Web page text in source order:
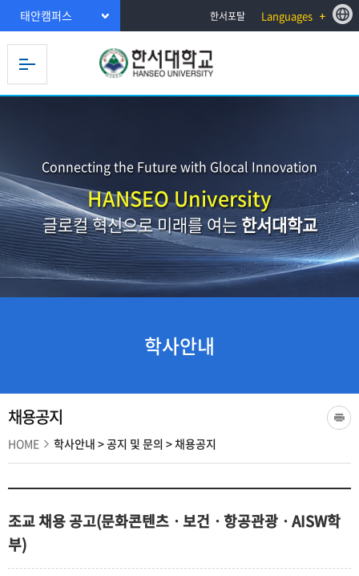
태안캠퍼스 한서포탈 Languages
Connecting the Future with Glocal Innovation
HANSEO University
글로컬 혁신으로 미래를 여는한서대학교
학사안내
채용공지
HOME 학사안내 >공지 및 문의 >채용공지
조교 채용 공고(문화콘텐츠ㆍ보건ㆍ항공관광ㆍAISW학
부)